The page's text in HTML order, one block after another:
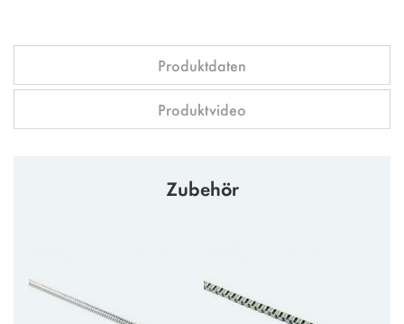
Produktdaten
Produktvideo
Zubehör